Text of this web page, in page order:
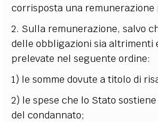
corrisposta una
2. Sulla remunerazione, salvo
delle obbligazioni sia altrimenti
prelevate nel seguente ordine:
1) le somme dovute a titolo di
2) le spese che lo Stato
del condannato;